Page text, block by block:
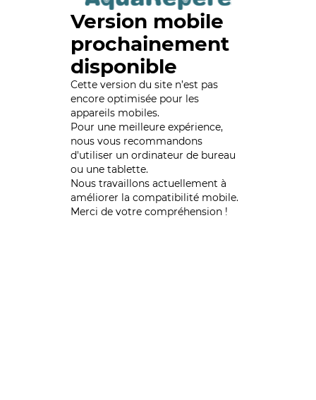
Version mobile
prochainement
disponible
Cette version du site n’est pas
encore optimisée pour les
appareils mobiles.
Pour une meilleure expérience,
nous vous recommandons
d'utiliser un ordinateur de bureau
ou une tablette.
Nous travaillons actuellement à
améliorer la compatibilité mobile.
Merci de votre compréhension !